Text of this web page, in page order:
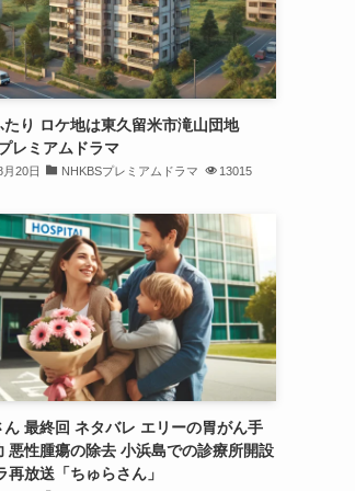
たり ロケ地は東久留米市滝山団地
レミアムドラマ
20日 NHKBSプレミアムドラマ 13015
ん 最終回 ネタバレ エリーの胃がん手
悪性腫瘍の除去 小浜島での診療所開設
再放送「ちゅらさん」